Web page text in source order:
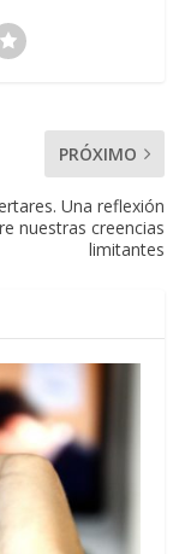
PRÓXIMO
Una reflexión
nuestras creencias
limitantes